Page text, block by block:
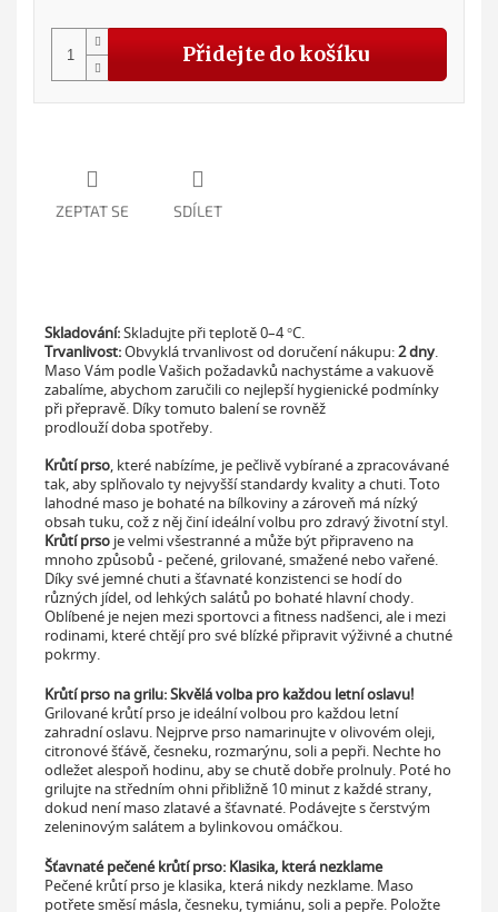
Přidejte do košíku
ZEPTAT SE SDÍLET
Skladování:Skladujte při teplotě 0–4 °C.
Trvanlivost:Obvyklá trvanlivost od doručení nákupu:2 dny.
Maso Vám podle Vašich požadavků nachystáme a vakuově
zabalíme, abychom zaručili co nejlepší hygienické podmínky
při přepravě. Díky tomuto balení se rovněž
prodlouží doba spotřeby.
Krůtí prso, které nabízíme, je pečlivě vybírané a zpracovávané
tak, aby splňovalo ty nejvyšší standardy kvality a chuti. Toto
lahodné maso je bohaté na bílkoviny a zároveň má nízký
obsah tuku, což z něj činí ideální volbu pro zdravý životní styl.
Krůtí prso je velmi všestranné a může být připraveno na
mnoho způsobů - pečené, grilované, smažené nebo vařené.
Díky své jemné chuti a šťavnaté konzistenci se hodí do
různých jídel, od lehkých salátů po bohaté hlavní chody.
Oblíbené je nejen mezi sportovci a fitness nadšenci, ale i mezi
rodinami, které chtějí pro své blízké připravit výživné a chutné
pokrmy.
Krůtí prso na grilu: Skvělá volba pro každou letní oslavu!
Grilované krůtí prso je ideální volbou pro každou letní
zahradní oslavu. Nejprve prso namarinujte v olivovém oleji,
citronové šťávě, česneku, rozmarýnu, soli a pepři. Nechte ho
odležet alespoň hodinu, aby se chutě dobře prolnuly. Poté ho
grilujte na středním ohni přibližně 10 minut z každé strany,
dokud není maso zlatavé a šťavnaté. Podávejte s čerstvým
zeleninovým salátem a bylinkovou omáčkou.
Šťavnaté pečené krůtí prso: Klasika, která nezklame
Pečené krůtí prso je klasika, která nikdy nezklame. Maso
potřete směsí másla, česneku, tymiánu, soli a pepře. Položte